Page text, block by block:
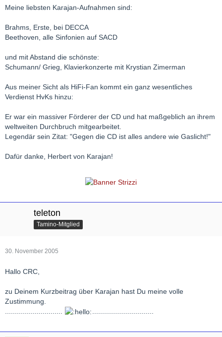
Meine liebsten Karajan-Aufnahmen sind:
Brahms, Erste, bei DECCA
Beethoven, alle Sinfonien auf SACD
und mit Abstand die schönste:
Schumann/ Grieg, Klavierkonzerte mit Krystian Zimerman
Aus meiner Sicht als HiFi-Fan kommt ein ganz wesentliches
Verdienst HvKs hinzu:
Er war ein massiver Förderer der CD und hat maßgeblich an ihrem
weltweiten Durchbruch mitgearbeitet.
Legendär sein Zitat: "Gegen die CD ist alles andere wie Gaslicht!"
Dafür danke, Herbert von Karajan!
teleton
Tamino-Mitglied
30. November 2005
Hallo CRC,
zu Deinem Kurzbeitrag über Karajan hast Du meine volle
Zustimmung.